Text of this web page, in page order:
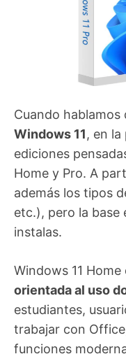
Cuando hablamos
Windows 11, en
ediciones
Home y Pro. A
además los tipos
etc.), pero la base
instalas.
Windows 11 Home
orientada al uso
estudiantes,
trabajar con
funciones